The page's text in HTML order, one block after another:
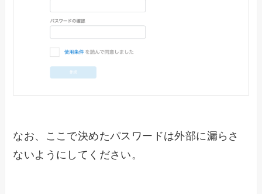
なお、ここで決めたパスワードは外部に漏らさ
ないようにしてください。